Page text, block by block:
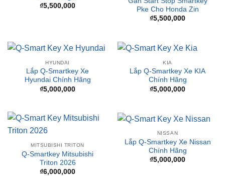
₫5,500,000
Pke Cho Honda Zin
₫5,500,000
HYUNDAI
Lắp Q-Smartkey Xe
Hyundai Chính Hãng
₫5,000,000
KIA
Lắp Q-Smartkey Xe KIA
Chính Hãng
₫5,000,000
MITSUBISHI TRITON
Q-Smartkey Mitsubishi
Triton 2026
₫6,000,000
NISSAN
Lắp Q-Smartkey Xe Nissan
Chính Hãng
₫5,000,000